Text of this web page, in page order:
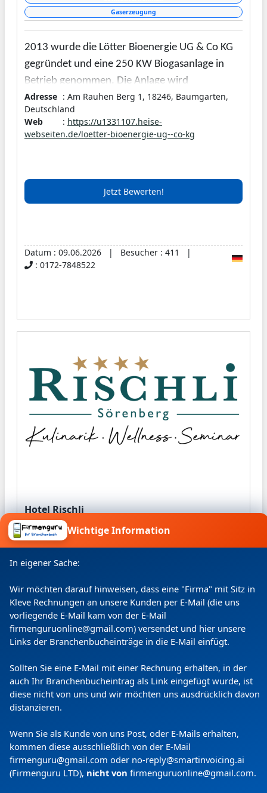
Gaserzeugung
2013 wurde die Lötter Bioenergie UG & Co KG
gegründet und eine 250 KW Biogasanlage in
Betrieb genommen. Die Anlage wird
ausschließlich mit Rindergülle, Mist und
Futterresten betrieben, es werden keine
Futterpflanzen wie z. B. Mais verwendet. Der
Gebäude, Stall und für die Fermenter genutzt.
Adresse : Am Rauhen Berg 1, 18246, Baumgarten,
Deutschland
Web
: https://u1331107.heise-
webseiten.de/loetter-bioenergie-ug--co-kg
Jetzt Bewerten!
Datum : 09.06.2026 | Besucher : 411 |
: 0172-7848522
Hotel Rischli
Seminare
Übernachtung
Wandern
Willkommen im Hotel Rischli in Sörenberg,
Entlebuchs. Bei uns genießen Sie erstklassige
Kulinarik mit regionalen Köstlichkeiten,
während Sie im Sommer von hier aus die Natur
Adresse : Rischlistrasse 88, 6174, Sörenberg, Schweiz
Web
:www.hotel-rischli.ch
Wichtige Information
In eigener Sache:
Wir möchten darauf hinweisen, dass eine "Firma" mit Sitz in
Kleve Rechnungen an unsere Kunden per E-Mail (die uns
vorliegende E-Mail kam von der E-Mail
firmenguruonline@gmail.com) versendet und hier unsere
Links der Branchenbucheinträge in die E-Mail einfügt.
Sollten Sie eine E-Mail mit einer Rechnung erhalten, in der
auch Ihr Branchenbucheintrag als Link eingefügt wurde, ist
diese nicht von uns und wir möchten uns ausdrücklich davon
distanzieren.
Wenn Sie als Kunde von uns Post, oder E-Mails erhalten,
kommen diese ausschließlich von der E-Mail
firmenguru@gmail.com oder no-reply@smartinvoicing.ai
(Firmenguru LTD), nicht von firmenguruonline@gmail.com.